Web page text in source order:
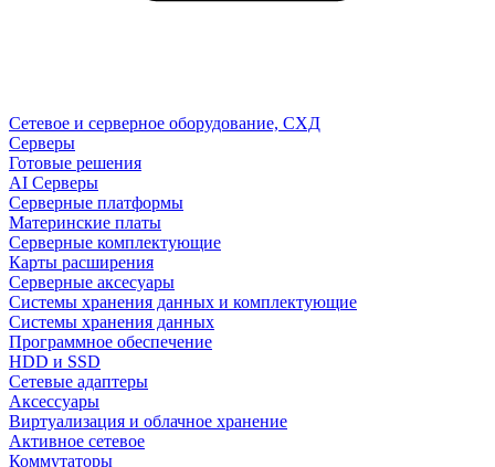
Сетевое и серверное оборудование, СХД
Cерверы
Готовые решения
AI Серверы
Серверные платформы
Материнские платы
Серверные комплектующие
Карты расширения
Серверные аксесуары
Системы хранения данных и комплектующие
Системы хранения данных
Программное обеспечение
HDD и SSD
Сетевые адаптеры
Аксессуары
Виртуализация и облачное хранение
Активное сетевое
Коммутаторы